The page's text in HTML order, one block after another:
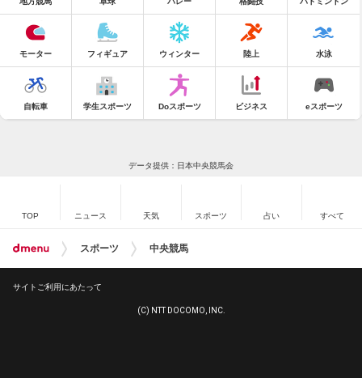
モーター フィギュア ウィンター 陸上 水泳
自転車 学生スポーツ Doスポーツ ビジネス eスポーツ
データ提供：日本中央競馬会
TOP ニュース 天気 スポーツ 占い すべて
スポーツ 中央競馬
サイトご利用にあたって
(C) NTT DOCOMO, INC.